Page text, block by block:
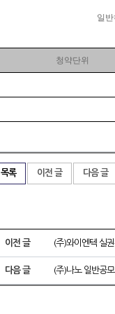
일
청약단위
목록 이전 글 다음 글
이전 글 (주)와이엔텍 실
다음 글 (주)나노 일반공